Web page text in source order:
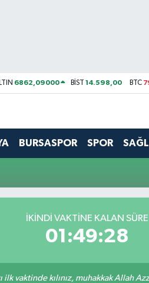
6862,09000 BİST14.598,00 BTC
BURSASPOR SPOR
İKINDI VAKTİNE KALAN SÜRE
01:49:28
ilk vaktinde kılınız, muhakkak Allah